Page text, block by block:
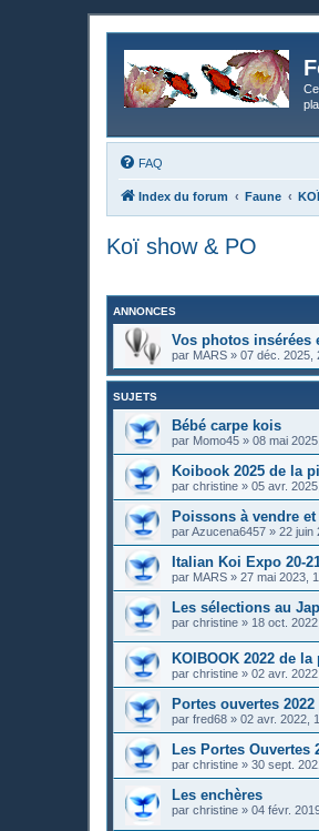
FAQ
Index du forum Faune KOÏ
Koï show & PO
ANNONCES
Vos photos insérées
par MARS » 07 déc. 2025,
SUJETS
Bébé carpe kois
par Momo45 » 08 mai
Koibook 2025 de la
par christine » 05 avr.
Poissons à vendre
parAzucena6457 » 22 juin
Italian Koi Expo 20-
par MARS » 27 mai 2023,
Les sélections au
par christine » 18 oct.
KOIBOOK 2022 de
par christine » 02 avr.
Portes ouvertes 2022
par fred68 » 02 avr. 2022,
Les Portes Ouvertes
par christine » 30 sept.
Les enchères
par christine » 04 févr.